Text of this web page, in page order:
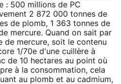
: 500 millions de PC
2 872 000 tonnes de
de plomb, 1 363 tonnes de
mercure. Quand on sait par
de mercure, soit le contenu
1/70e d'une cuillère à
de 10 hectares au point où
à la consommation, cela
au plomb et au cadmium,